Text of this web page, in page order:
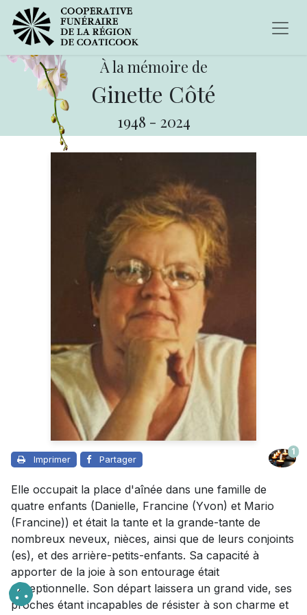
À la mémoire de
Ginette Côté
1948 - 2024
Imprimer Partager
1
Elle occupait la place d'aînée dans une famille de
quatre enfants (Danielle, Francine (Yvon) et Mario
(Francine)) et était la tante et la grande-tante de
nombreux neveux, nièces, ainsi que de leurs conjoints
(es), et des arrière-petits-enfants. Sa capacité à
apporter de la joie à son entourage était
exceptionnelle. Son départ laissera un grand vide, ses
proches étant incapables de résister à son charme et